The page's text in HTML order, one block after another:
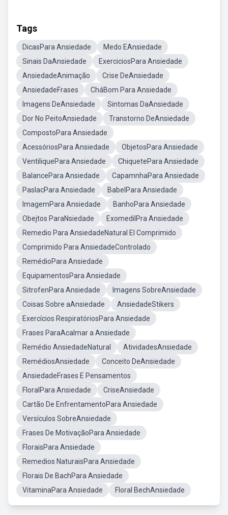
Tags
DicasPara Ansiedade
Medo EAnsiedade
Sinais DaAnsiedade
ExerciciosPara Ansiedade
AnsiedadeAnimação
Crise DeAnsiedade
AnsiedadeFrases
CháBom Para Ansiedade
Imagens DeAnsiedade
Sintomas DaAnsiedade
Dor No PeitoAnsiedade
Transtorno DeAnsiedade
CompostoPara Ansiedade
AcessóriosPara Ansiedade
ObjetosPara Ansiedade
VentiliquePara Ansiedade
ChiquetePara Ansiedade
BalancePara Ansiedade
CapamnhaPara Ansiedade
PaslacPara Ansiedade
BabelPara Ansiedade
ImagemPara Ansiedade
BanhoPara Ansiedade
Obejtos ParaNsiedade
ExomedilPra Ansiedade
Remedio Para AnsiedadeNatural El Comprimido
Comprimido Para AnsiedadeControlado
RemédioPara Ansiedade
EquipamentosPara Ansiedade
SitrofenPara Ansiedade
Imagens SobreAnsiedade
Coisas Sobre aAnsiedade
AnsiedadeStikers
Exercícios RespiratóriosPara Ansiedade
Frases ParaAcalmar a Ansiedade
Remédio AnsiedadeNatural
AtividadesAnsiedade
RemédiosAnsiedade
Conceito DeAnsiedade
AnsiedadeFrases E Pensamentos
FloralPara Ansiedade
CriseAnsiedade
Cartão De EnfrentamentoPara Ansiedade
Versículos SobreAnsiedade
Frases De MotivaçãoPara Ansiedade
FloraisPara Ansiedade
Remedios NaturaisPara Ansiedade
Florais De BachPara Ansiedade
VitaminaPara Ansiedade
Floral BechAnsiedade